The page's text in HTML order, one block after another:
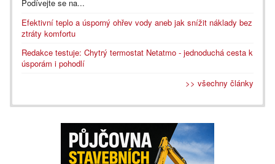
Podívejte se na...
Efektivní teplo a úsporný ohřev vody aneb jak snížit náklady bez
ztráty komfortu
Redakce testuje: Chytrý termostat Netatmo - jednoduchá cesta k
úsporám i pohodlí
>> všechny články